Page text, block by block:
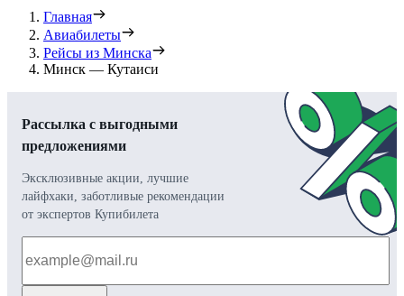
Главная
Авиабилеты
Рейсы из Минска
Минск — Кутаиси
Рассылка с выгодными
предложениями
Эксклюзивные акции, лучшие
лайфхаки, заботливые рекомендации
от экспертов Купибилета